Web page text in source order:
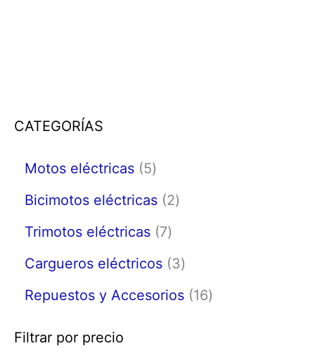
CATEGORÍAS
Motos eléctricas 5
Bicimotos eléctricas 2
Trimotos eléctricas 7
Cargueros eléctricos 3
Repuestos y Accesorios 16
Filtrar por precio